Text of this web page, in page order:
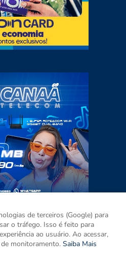
de terceiros (Google) para
o tráfego. Isso é feito para
ao usuário. Ao acessar,
monitoramento. Saiba Mais